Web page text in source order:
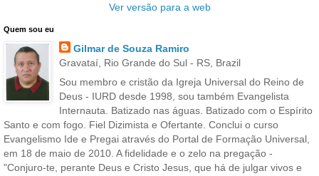
Ver versão para a web
Quem sou eu
Gilmar de Souza Ramiro
Gravataí, Rio Grande do Sul - RS, Brazil
Sou membro e cristão da Igreja Universal do Reino de
Deus - IURD desde 1998, sou também Evangelista
Internauta. Batizado nas águas. Batizado com o Espírito
Santo e com fogo. Fiel Dizimista e Ofertante. Conclui o curso
Evangelismo Ide e Pregai através do Portal de Formação Universal,
em 18 de maio de 2010. A fidelidade e o zelo na pregação -
"Conjuro-te, perante Deus e Cristo Jesus, que há de julgar vivos e